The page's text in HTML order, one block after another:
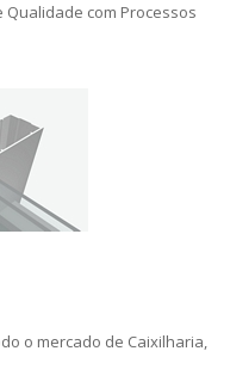
Qualidade com Processos
o mercado de Caixilharia,